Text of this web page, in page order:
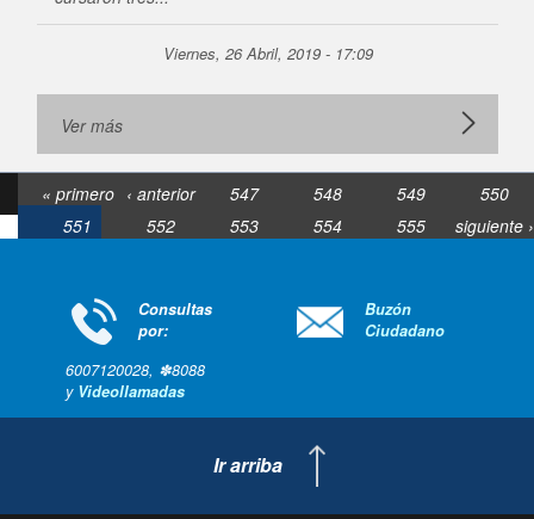
Viernes, 26 Abril, 2019 - 17:09
Ver más
« primero ‹ anterior 547 548 549
550
551
552 553 554 555
siguiente ›
Consultas
por:
6007120028, ✽8088
y Videollamadas
Buzón
Ciudadano
Ir arriba